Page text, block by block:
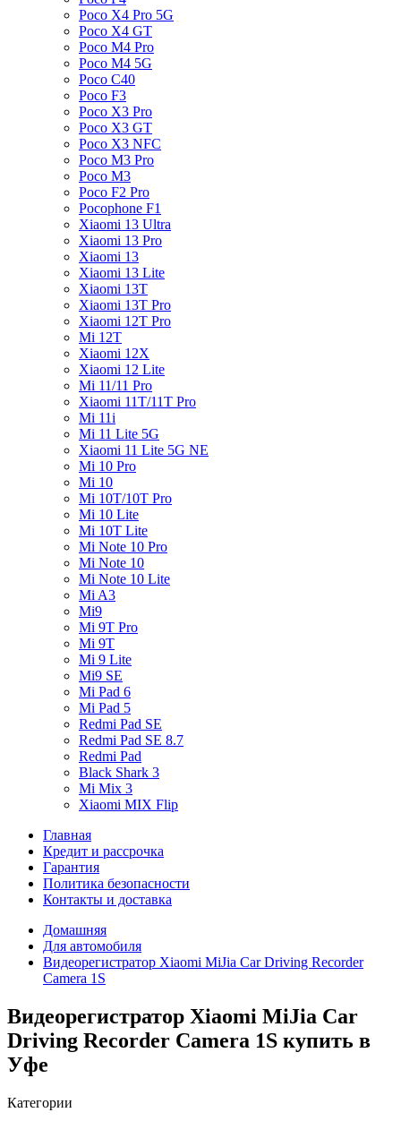
Poco X4 Pro 5G
Poco X4 GT
Poco M4 Pro
Poco M4 5G
Poco C40
Poco F3
Poco X3 Pro
Poco X3 GT
Poco X3 NFC
Poco M3 Pro
Poco M3
Poco F2 Pro
Pocophone F1
Xiaomi 13 Ultra
Xiaomi 13 Pro
Xiaomi 13
Xiaomi 13 Lite
Xiaomi 13T
Xiaomi 13T Pro
Xiaomi 12T Pro
Mi 12T
Xiaomi 12X
Xiaomi 12 Lite
Mi 11/11 Pro
Xiaomi 11T/11T Pro
Mi 11i
Mi 11 Lite 5G
Xiaomi 11 Lite 5G NE
Mi 10 Pro
Mi 10
Mi 10T/10T Pro
Mi 10 Lite
Mi 10T Lite
Mi Note 10 Pro
Mi Note 10
Mi Note 10 Lite
Mi A3
Mi9
Mi 9T Pro
Mi 9T
Mi 9 Lite
Mi9 SE
Mi Pad 6
Mi Pad 5
Redmi Pad SE
Redmi Pad SE 8.7
Redmi Pad
Black Shark 3
Mi Mix 3
Xiaomi MIX Flip
Главная
Кредит и рассрочка
Гарантия
Политика безопасности
Контакты и доставка
Домашняя
Для автомобиля
Видеорегистратор Xiaomi MiJia Car Driving Recorder
Camera 1S
Видеорегистратор Xiaomi MiJia Car
Driving Recorder Camera 1S купить в
Уфе
Категории